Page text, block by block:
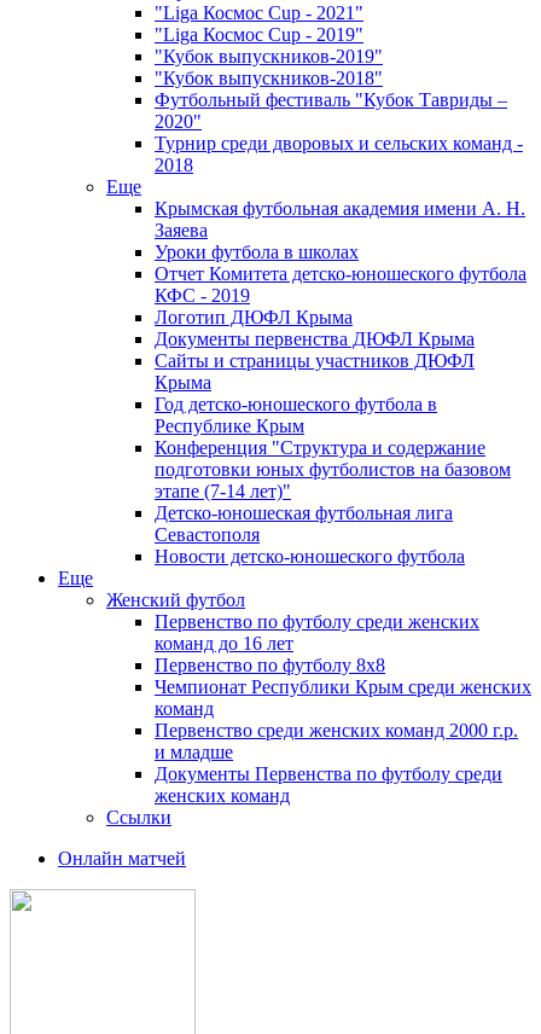
"Liga Космос Cup - 2021"
"Liga Космос Cup - 2019"
"Кубок выпускников-2019"
"Кубок выпускников-2018"
Футбольный фестиваль "Кубок Тавриды –
2020"
Турнир среди дворовых и сельских команд -
2018
Еще
Крымская футбольная академия имени А. Н.
Заяева
Уроки футбола в школах
Отчет Комитета детско-юношеского футбола
КФС - 2019
Логотип ДЮФЛ Крыма
Документы первенства ДЮФЛ Крыма
Сайты и страницы участников ДЮФЛ
Крыма
Год детско-юношеского футбола в
Республике Крым
Конференция "Структура и содержание
подготовки юных футболистов на базовом
этапе (7-14 лет)"
Детско-юношеская футбольная лига
Севастополя
Новости детско-юношеского футбола
Еще
Женский футбол
Первенство по футболу среди женских
команд до 16 лет
Первенство по футболу 8х8
Чемпионат Республики Крым среди женских
команд
Первенство среди женских команд 2000 г.р.
и младше
Документы Первенства по футболу среди
женских команд
Ссылки
Онлайн матчей